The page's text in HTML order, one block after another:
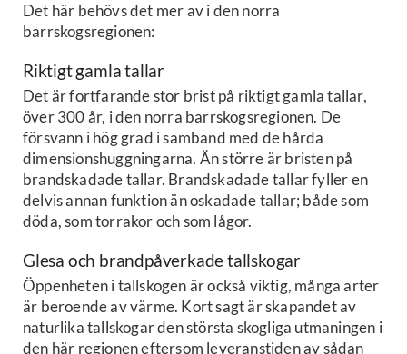
Det här behövs det mer av i den norra
barrskogsregionen:
Riktigt gamla tallar
Det är fortfarande stor brist på riktigt gamla tallar,
över 300 år, i den norra barrskogsregionen. De
försvann i hög grad i samband med de hårda
dimensionshuggningarna. Än större är bristen på
brandskadade tallar. Brandskadade tallar fyller en
delvis annan funktion än oskadade tallar; både som
döda, som torrakor och som lågor.
Glesa och brandpåverkade tallskogar
Öppenheten i tallskogen är också viktig, många arter
är beroende av värme. Kort sagt är skapandet av
naturlika tallskogar den största skogliga utmaningen i
den här regionen eftersom leveranstiden av sådan